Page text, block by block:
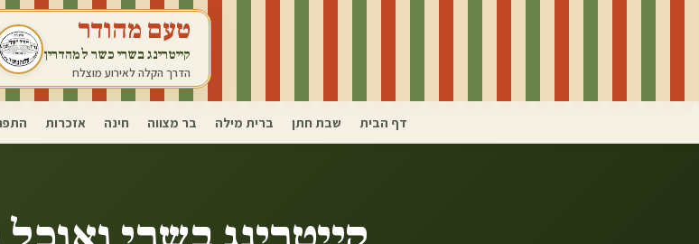
טעם מהודר
קייטרינג בשרי כשר למהדרין
הדרך הקלה לאירוע מוצלח
דף הבית שבת חתן ברית מילה בר מצווה חינה אזכרות